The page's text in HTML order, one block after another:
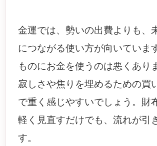
金運では、勢いの出費よりも、
につながる使い方が向いていま
ものにお金を使うのは悪くあり
寂しさや焦りを埋めるための買
で重く感じやすいでしょう。財
軽く見直すだけでも、流れが引
す。